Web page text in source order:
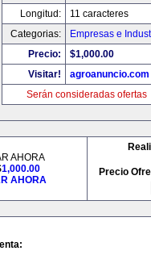
Longitud:
11 caracteres
Categorias:
Empresas e
Precio:
$1,000.00
Visitar!
agroanuncio.com
Serán consideradas ofertas
AHORA
1,000.00
AHORA
Precio